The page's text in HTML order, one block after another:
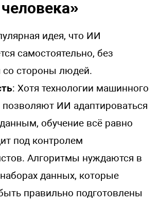
идея, что ИИ
самостоятельно, без
со стороны людей.
: Хотя технологии машинного
позволяют ИИ адаптироваться
обучение всё равно
под контролем
Алгоритмы нуждаются в
данных, которые
правильно подготовлены